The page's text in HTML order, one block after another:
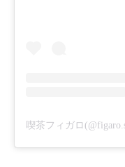
喫茶フィガロ